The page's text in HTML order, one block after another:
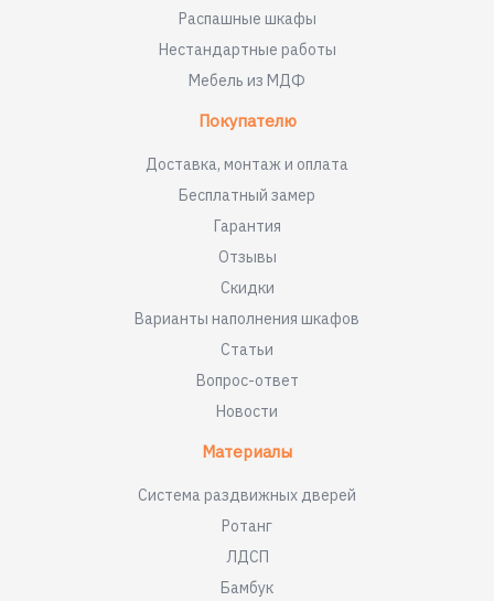
Распашные шкафы
Нестандартные работы
Мебель из МДФ
Покупателю
Доставка, монтаж и оплата
Бесплатный замер
Гарантия
Отзывы
Скидки
Варианты наполнения шкафов
Статьи
Вопрос-ответ
Новости
Материалы
Система раздвижных дверей
Ротанг
ЛДСП
Бамбук